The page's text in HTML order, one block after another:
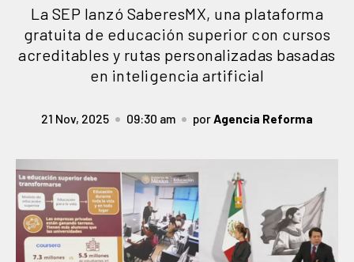
La SEP lanzó SaberesMX, una plataforma
gratuita de educación superior con cursos
acreditables y rutas personalizadas basadas
en inteligencia artificial
21 Nov, 2025 09:30 am porAgencia Reforma